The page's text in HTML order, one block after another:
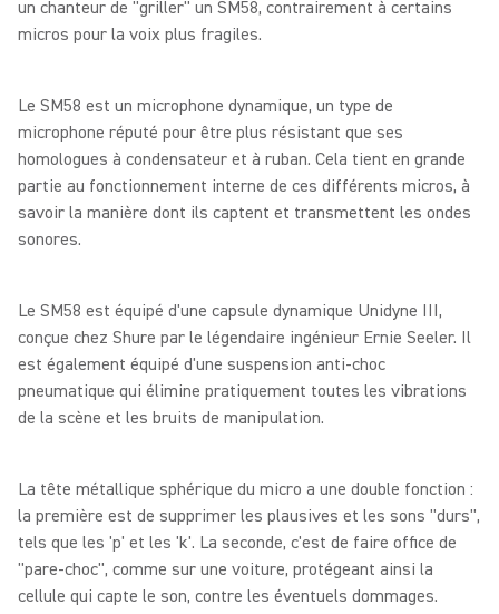
un chanteur de "griller" un SM58, contrairement à certains
micros pour la voix plus fragiles.
Le SM58 est un microphone dynamique, un type de
microphone réputé pour être plus résistant que ses
homologues à condensateur et à ruban. Cela tient en grande
partie au fonctionnement interne de ces différents micros, à
savoir la manière dont ils captent et transmettent les ondes
sonores.
Le SM58 est équipé d'une capsule dynamique Unidyne III,
conçue chez Shure par le légendaire ingénieur Ernie Seeler. Il
est également équipé d'une suspension anti-choc
pneumatique qui élimine pratiquement toutes les vibrations
de la scène et les bruits de manipulation.
La tête métallique sphérique du micro a une double fonction :
la première est de supprimer les plausives et les sons "durs",
tels que les 'p' et les 'k'. La seconde, c'est de faire office de
"pare-choc", comme sur une voiture, protégeant ainsi la
cellule qui capte le son, contre les éventuels dommages.